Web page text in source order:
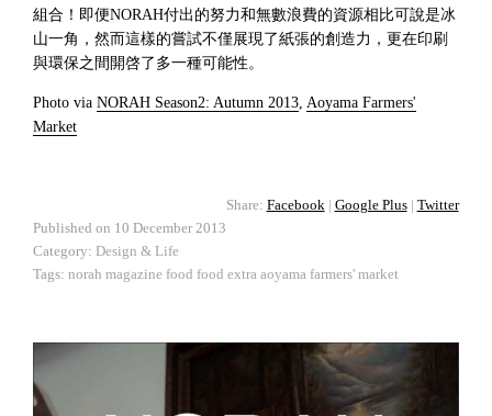
組合！即便NORAH付出的努力和無數浪費的資源相比可說是冰
山一角，然而這樣的嘗試不僅展現了紙張的創造力，更在印刷
與環保之間開啓了多一種可能性。
Photo viaNORAH Season2: Autumn 2013 Aoyama Farmers'
Market
Share: Facebook| Google Plus| Twitter
Published on 10 December 2013
Category: Design & Life
Tags:norah magazine food food extra aoyama farmers' market